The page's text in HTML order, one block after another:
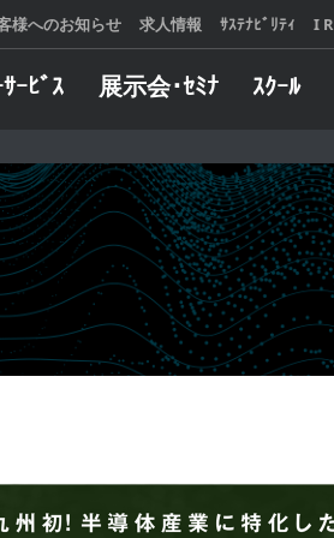
様へのお知らせ 求人情報 ｻｽﾃﾅﾋﾞﾘﾃｨ I R
Online
や加工事例など
いただけます。
グサービス インダストリー
自動車
医療
ｰﾋﾞｽ
サービス
に万一トラブル
た際は、迅速に
します。
展示会･ｾﾐﾅ ｽｸｰﾙ
、使う人、売る
人、みんなが信
ることを願い、
品とサービス、